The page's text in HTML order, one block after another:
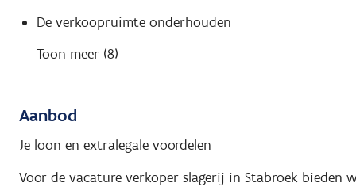
De verkoopruimte onderhouden
Toon meer (8)
Aanbod
Je loon en extralegale voordelen
Voor de vacature verkoper slagerij in Stabroek bieden